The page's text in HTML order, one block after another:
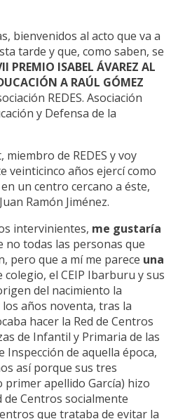
bienvenidos al acto que va a
tarde y que, como saben, se
PREMIO ISABEL ÁVAREZ AL
A RAÚL GÓMEZ
REDES. Asociación
y Defensa de la
de REDES y voy
veinticinco años ejercí como
un centro cercano a éste,
Ramón Jiménez.
intervinientes, me gustaría
no todas las personas que
pero que a mí me parece una
colegio, el CEIP Ibarburu y sus
del nacimiento la
los años noventa, tras la
hacer la Red de Centros
de Infantil y Primaria de las
Inspección de aquella época,
así porque sus tres
apellido García) hizo
Centros socialmente
que trataba de evitar la